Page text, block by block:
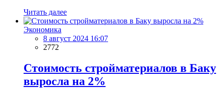
Читать далее
Экономика
8 август 2024 16:07
2772
Стоимость стройматериалов в Баку
выросла на 2%